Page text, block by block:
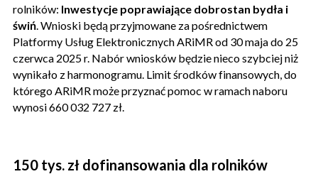
rolników: Inwestycje poprawiające dobrostan bydła i
świń . Wnioski będą przyjmowane za pośrednictwem
Platformy Usług Elektronicznych ARiMR od 30 maja do 25
czerwca 2025 r. Nabór wniosków będzie nieco szybciej niż
wynikało z harmonogramu. Limit środków finansowych, do
którego ARiMR może przyznać pomoc w ramach naboru
wynosi 660 032 727 zł.
150 tys. zł dofinansowania dla rolników